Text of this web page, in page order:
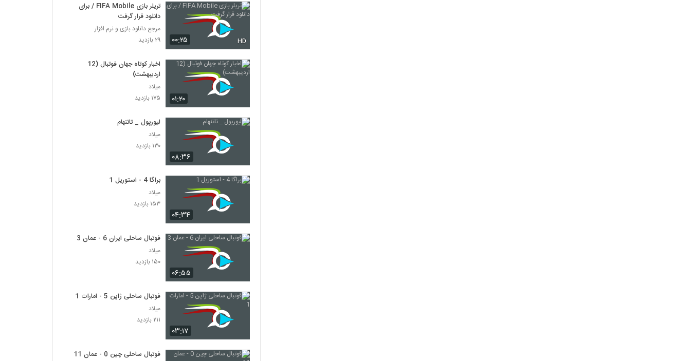
۰۰:۲۵ HD
تریلر بازی FIFA Mobile / برای
دانلود قرار گرفت
مرجع دانلود بازی و نرم افزار
۲۹ بازدید
۰۱:۲۰
اخبار کوتاه جهان فوتبال (12
اردیبهشت)
میلاد
۱۷۵ بازدید
۰۸:۳۶
لیورپول _ تاتنهام
میلاد
۱۳۰ بازدید
۰۴:۳۴
براگا 4 - استوریل 1
میلاد
۱۵۳ بازدید
۰۶:۵۵
فوتبال ساحلی ایران 6 - عمان 3
میلاد
۱۵۰ بازدید
۰۳:۱۷
فوتبال ساحلی ژاپن 5 - امارات 1
میلاد
۲۱۱ بازدید
فوتبال ساحلی چین 0 - عمان 11